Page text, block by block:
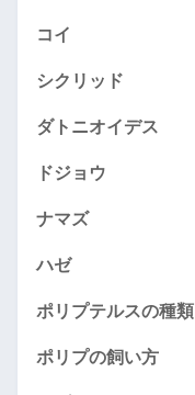
コイ
シクリッド
ダトニオイデス
ドジョウ
ナマズ
ハゼ
ポリプテルスの種類
ポリプの飼い方